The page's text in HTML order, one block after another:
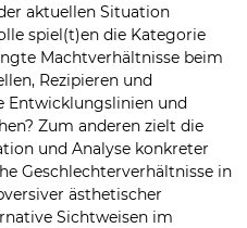
aktuellen Situation
spiel(t)en die Kategorie
Machtverhältnisse beim
Rezipieren und
Entwicklungslinien und
Zum anderen zielt die
und Analyse konkreter
Geschlechterverhältnisse in
ästhetischer
Sichtweisen im